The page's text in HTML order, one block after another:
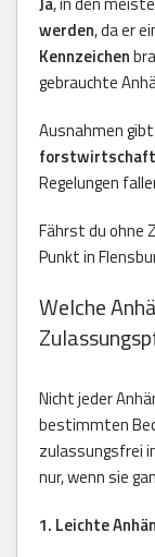
werden, da er
Kennzeichen
gebrauchte
Ausnahmen
Regelungen
Fährst du ohne
Punkt in
Welche
Nicht jeder
bestimmten
zulassungsfrei
nur, wenn sie
1. Leichte